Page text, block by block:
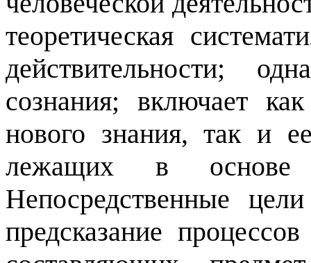
теоретическая
действительности;
сознания; включает
нового знания, так и
лежащих в основе
Непосредственные
предсказание